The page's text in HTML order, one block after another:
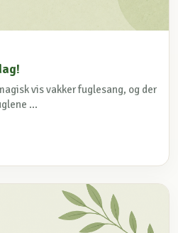
vis vakker fuglesang, og der
...